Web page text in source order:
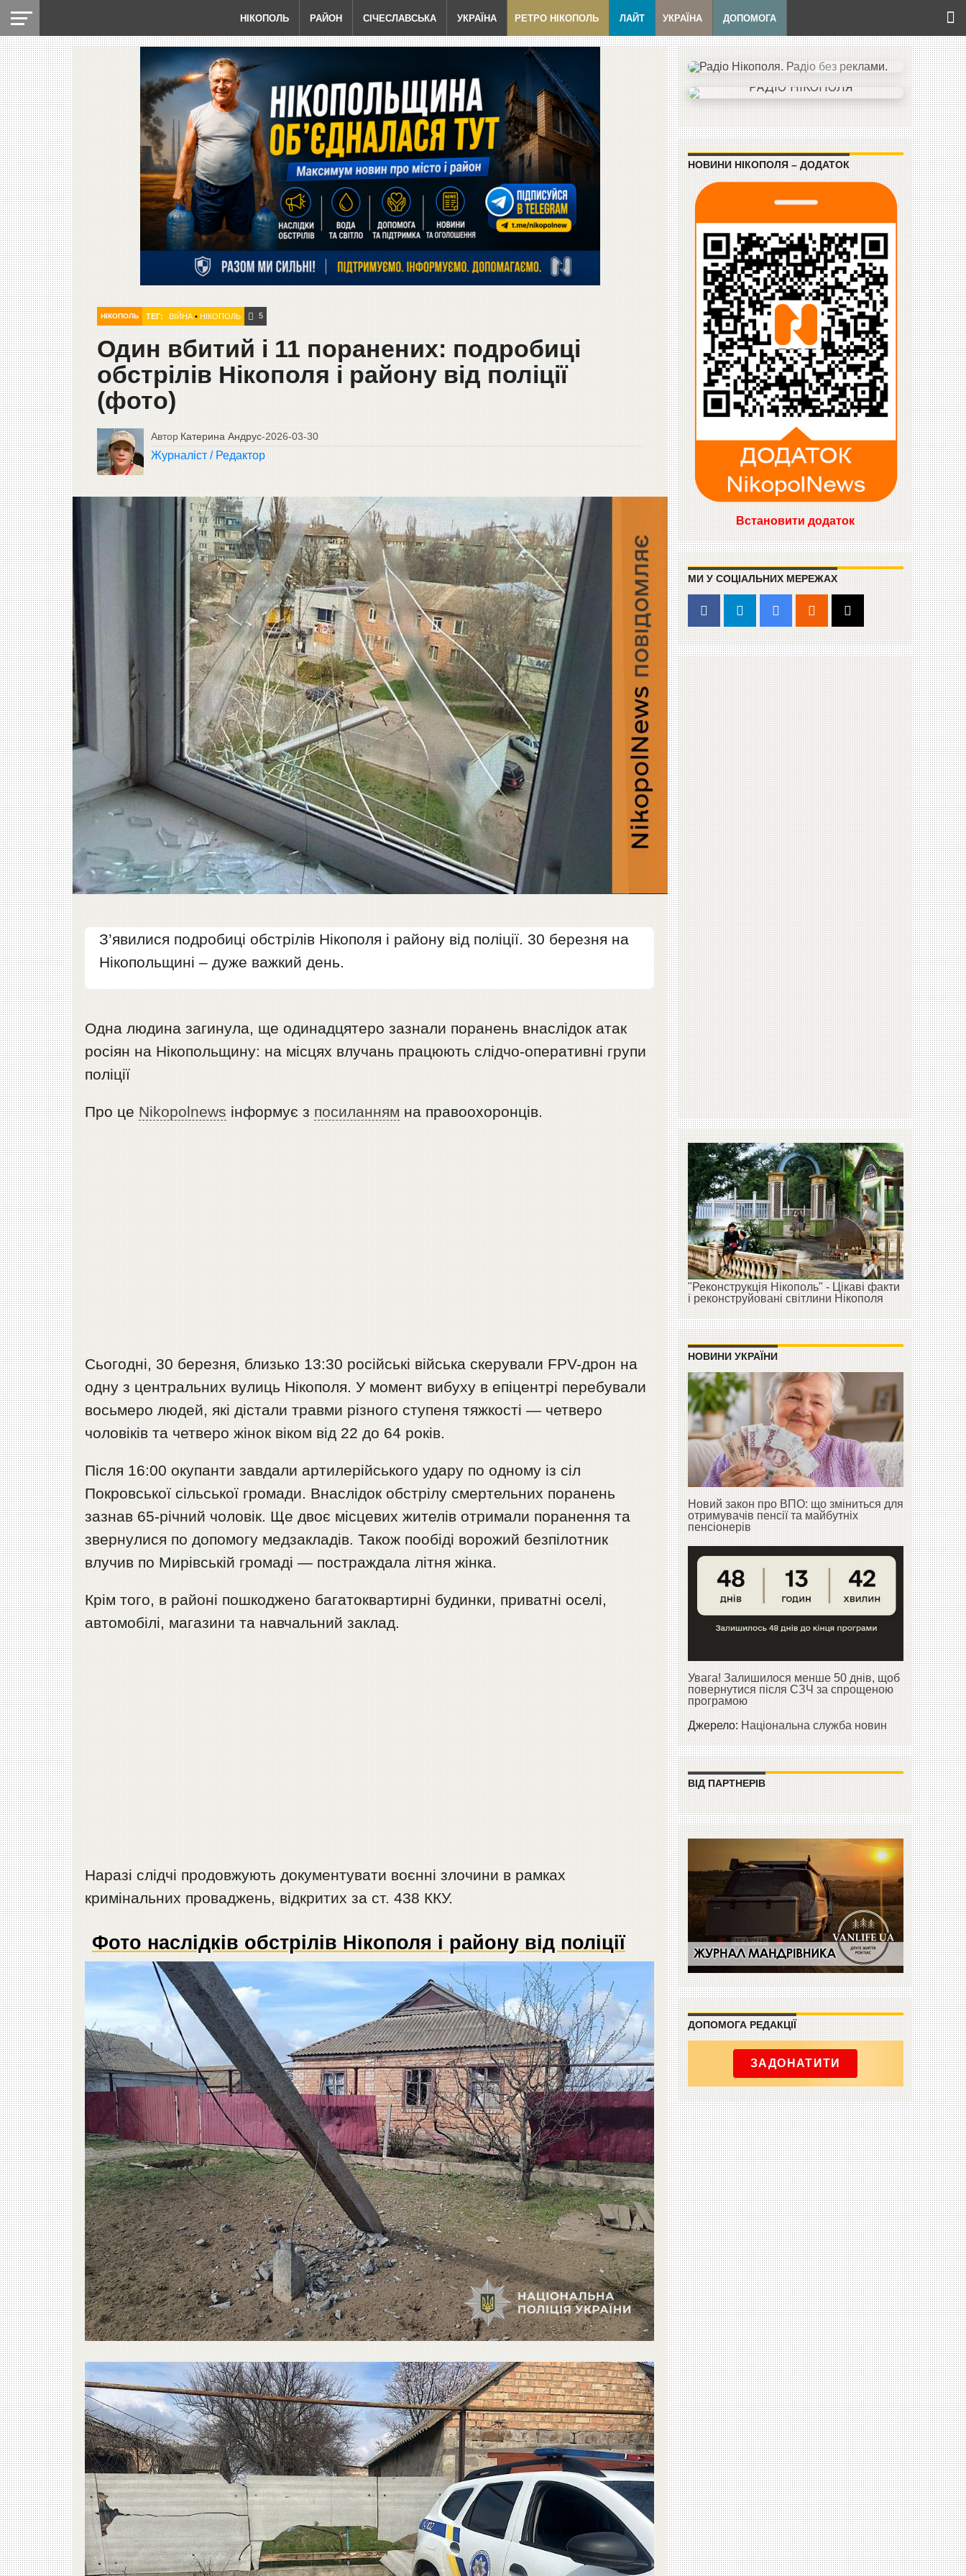
НІКОПОЛЬ РАЙОН СІЧЕСЛАВСЬКА УКРАЇНА РЕТРО НІКОПОЛЬ ЛАЙТ УКРАЇНА ДОПОМОГА
НІКОПОЛЬ ТЕГ: ВІЙНА• НІКОПОЛЬ 5
Один вбитий і 11 поранених: подробиці
обстрілів Нікополя і району від поліції
(фото)
Автор Катерина Андрус-2026-03-30
Журналіст / Редактор
З’явилися подробиці обстрілів Нікополя і району від поліції. 30 березня на
Нікопольщині – дуже важкий день.
Одна людина загинула, ще одинадцятеро зазнали поранень внаслідок атак
росіян на Нікопольщину: на місцях влучань працюють слідчо-оперативні групи
поліції
Про це Nikopolnews інформує з посиланням на правоохоронців.
Сьогодні, 30 березня, близько 13:30 російські війська скерували FPV-дрон на
одну з центральних вулиць Нікополя. У момент вибуху в епіцентрі перебували
восьмеро людей, які дістали травми різного ступеня тяжкості — четверо
чоловіків та четверо жінок віком від 22 до 64 років.
Після 16:00 окупанти завдали артилерійського удару по одному із сіл
Покровської сільської громади. Внаслідок обстрілу смертельних поранень
зазнав 65-річний чоловік. Ще двоє місцевих жителів отримали поранення та
звернулися по допомогу медзакладів. Також пообіді ворожий безпілотник
влучив по Мирівській громаді — постраждала літня жінка.
Крім того, в районі пошкоджено багатоквартирні будинки, приватні оселі,
автомобілі, магазини та навчальний заклад.
Наразі слідчі продовжують документувати воєнні злочини в рамках
кримінальних проваджень, відкритих за ст. 438 ККУ.
Фото наслідків обстрілів Нікополя і району від поліції
НОВИНИ НІКОПОЛЯ – ДОДАТОК
Встановити додаток
МИ У СОЦІАЛЬНИХ МЕРЕЖАХ
"Реконструкція Нікополь" - Цікаві факти
і реконструйовані світлини Нікополя
НОВИНИ УКРАЇНИ
Новий закон про ВПО: що зміниться для
отримувачів пенсії та майбутніх
пенсіонерів
Увага! Залишилося менше 50 днів, щоб
повернутися після СЗЧ за спрощеною
програмою
Джерело:Національна служба новин
ВІД ПАРТНЕРІВ
ДОПОМОГА РЕДАКЦІЇ
ЗАДОНАТИТИ